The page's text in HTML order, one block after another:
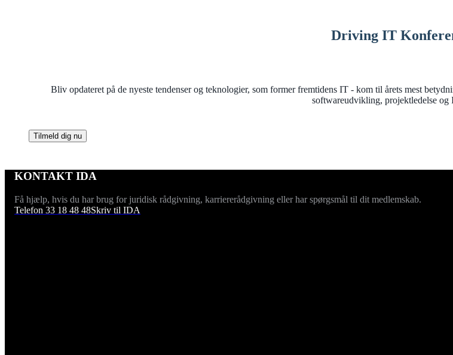
Driving IT
Bliv opdateret på de nyeste tendenser og teknologier, som former fremtidens IT - kom til årets mest
softwareudvikling, projektledelse og
Tilmeld dig nu
KONTAKT IDA
Få hjælp, hvis du har brug for juridisk rådgivning, karriererådgivning eller har spørgsmål til dit medlemskab.
Telefon 33 18 48 48Skriv til IDA